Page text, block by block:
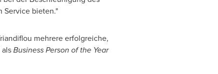
Service bieten."
mehrere erfolgreiche,
Business Person of the Year